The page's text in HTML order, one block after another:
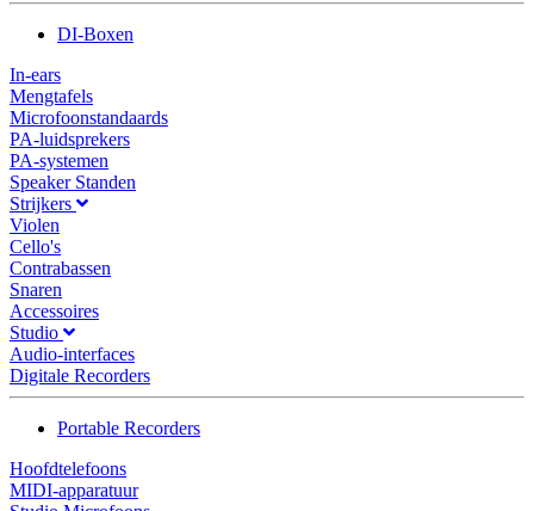
DI-Boxen
In-ears
Mengtafels
Microfoonstandaards
PA-luidsprekers
PA-systemen
Speaker Standen
Strijkers
Violen
Cello's
Contrabassen
Snaren
Accessoires
Studio
Audio-interfaces
Digitale Recorders
Portable Recorders
Hoofdtelefoons
MIDI-apparatuur